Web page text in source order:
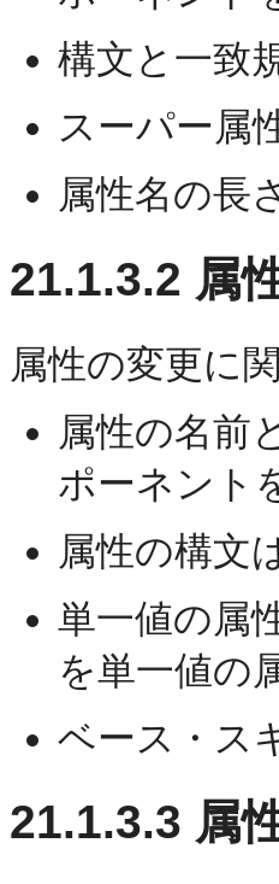
構文と一致
スーパー属
属性名の長
21.1.3.2 属
属性の変更に
属性の名前
ポーネント
属性の構文
単一値の属
を単一値の
ベース・ス
21.1.3.3 属